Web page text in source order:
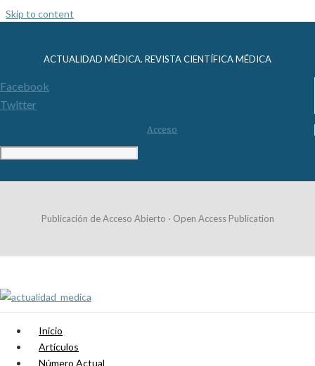
Skip to content
ACTUALIDAD MÉDICA. REVISTA CIENTÍFICA MÉDICA
Facebook
Twitter
Acceso
Publicación de Acceso Abierto · Open Access Publication
Inicio
Artículos
Número Actual